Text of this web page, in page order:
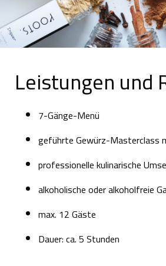
Leistungen und
7-Gänge-Menü
geführte Gewürz-Masterclass
professionelle kulinarische
alkoholische oder alkoholfreie
max. 12 Gäste
Dauer: ca. 5 Stunden